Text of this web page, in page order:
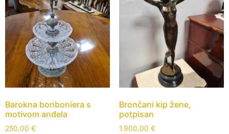
Barokna bonboniera s
motivom anđela
250,00 €
Brončani kip žene,
potpisan
1.900,00 €